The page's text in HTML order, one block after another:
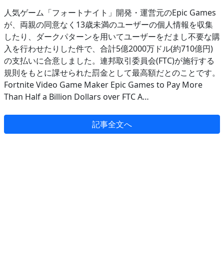
人気ゲーム「フォートナイト」開発・運営元のEpic Games
が、両親の同意なく13歳未満のユーザーの個人情報を収集
したり、ダークパターンを用いてユーザーをだまし不要な購
入を行わせたりした件で、合計5億2000万ドル(約710億円)
の支払いに合意しました。連邦取引委員会(FTC)が施行する
規則をもとに課せられた罰金として最高額だとのことです。
Fortnite Video Game Maker Epic Games to Pay More
Than Half a Billion Dollars over FTC A…
記事全文へ